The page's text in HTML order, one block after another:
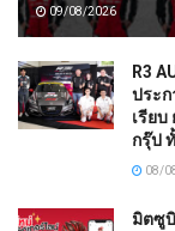
09/08/2026
R3
ประ
เรีย
กรุ๊ป
08/
มิตซู